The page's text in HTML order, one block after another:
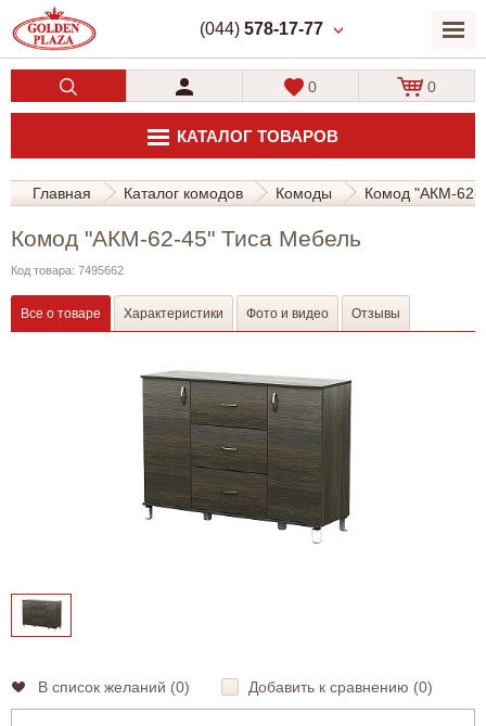
(044) 578-17-77
КАТАЛОГ ТОВАРОВ
0 0
Главная Каталог комодов Комоды Комод "АКМ-62-
Комод "АКМ-62-45" Тиса Мебель
Код товара: 7495662
Все о товаре Характеристики Фото и видео Отзывы
В список желаний (0) Добавить к сравнению (0)